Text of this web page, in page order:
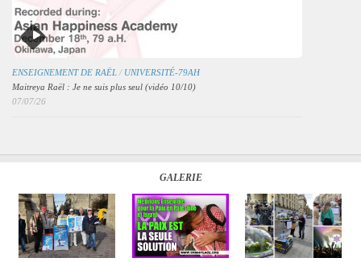
ENSEIGNEMENT DE RAËL / UNIVERSITÉ-79AH
Maitreya Raël : Je ne suis plus seul (vidéo 10/10)
07/07/26
GALERIE